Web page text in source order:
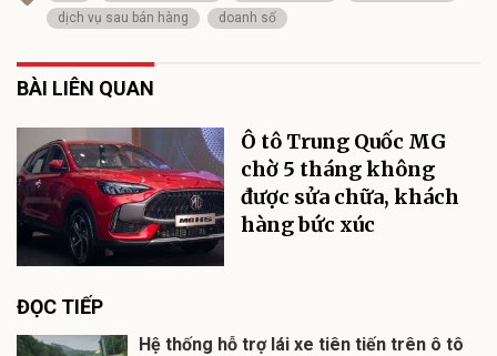
dịch vụ sau bán hàng
doanh số
BÀI LIÊN QUAN
Ô tô Trung Quốc MG
chờ 5 tháng không
được sửa chữa, khách
hàng bức xúc
ĐỌC TIẾP
Hệ thống hỗ trợ lái xe tiên tiến trên ô tô